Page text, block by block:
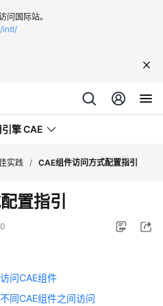
问国际站。
intl/
擎 CAE
实践 / CAE组件访问方式配置指引
置指引
问CAE组件
同CAE组件之间访问